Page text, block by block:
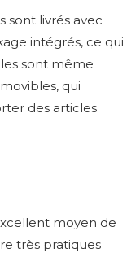
sont livrés avec
intégrés, ce qui
sont même
qui
des articles
moyen de
très pratiques